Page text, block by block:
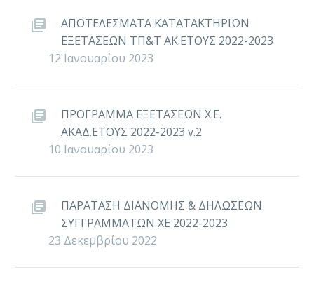
ΑΠΟΤΕΛΕΣΜΑΤΑ ΚΑΤΑΤΑΚΤΗΡΙΩΝ
ΕΞΕΤΑΣΕΩΝ ΤΠ&Τ ΑΚ.ΕΤΟΥΣ 2022-2023
12 Ιανουαρίου 2023
ΠΡΟΓΡΑΜΜΑ ΕΞΕΤΑΣΕΩΝ Χ.Ε.
ΑΚΑΔ.ΕΤΟΥΣ 2022-2023 v.2
10 Ιανουαρίου 2023
ΠΑΡΑΤΑΣΗ ΔΙΑΝΟΜΗΣ & ΔΗΛΩΣΕΩΝ
ΣΥΓΓΡΑΜΜΑΤΩΝ ΧΕ 2022-2023
23 Δεκεμβρίου 2022